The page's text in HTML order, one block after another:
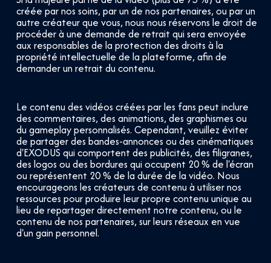
créée par nos soins, par un de nos partenaires, ou par un
autre créateur que vous, nous nous réservons le droit de
procéder à une demande de retrait qui sera envoyée
aux responsables de la protection des droits à la
propriété intellectuelle de la plateforme, afin de
demander un retrait du contenu.
Le contenu des vidéos créées par les fans peut inclure
des commentaires, des animations, des graphismes ou
du gameplay personnalisés. Cependant, veuillez éviter
de partager des bandes-annonces ou des cinématiques
d'EXODUS qui comportent des publicités, des filigranes,
des logos ou des bordures qui occupent 20 % de l'écran
ou représentent 20 % de la durée de la vidéo. Nous
encourageons les créateurs de contenu à utiliser nos
ressources pour produire leur propre contenu unique au
lieu de repartager directement notre contenu, ou le
contenu de nos partenaires, sur leurs réseaux en vue
d'un gain personnel.